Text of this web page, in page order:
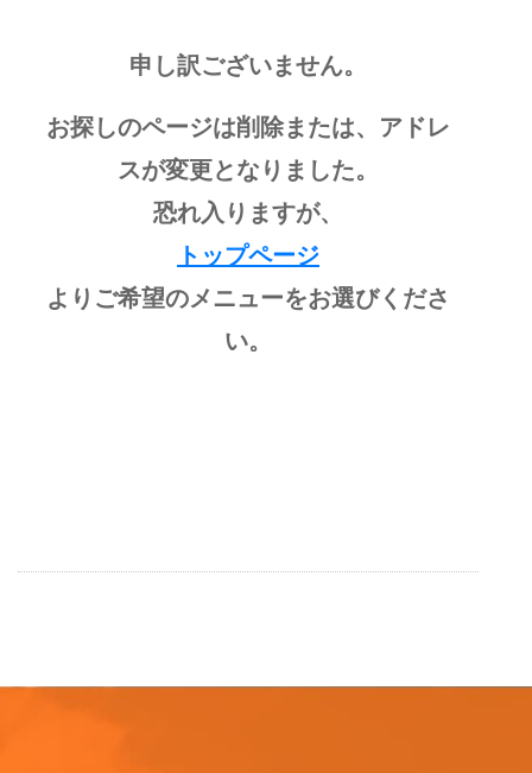
申し訳ございません。
お探しのページは削除または、アドレ
スが変更となりました。
恐れ入りますが、
トップページ
よりご希望のメニューをお選びくださ
い。